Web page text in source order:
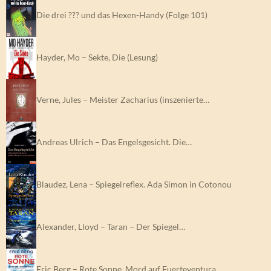
Die drei ??? und das Hexen-Handy (Folge 101)
Hayder, Mo – Sekte, Die (Lesung)
Verne, Jules – Meister Zacharius (inszenierte…
Andreas Ulrich – Das Engelsgesicht. Die…
Blaudez, Lena – Spiegelreflex. Ada Simon in Cotonou
Alexander, Lloyd – Taran – Der Spiegel…
Eric Berg – Rote Sonne. Mord auf Fuerteventura…